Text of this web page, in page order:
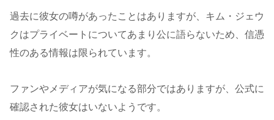
過去に彼女の噂があったことはありますが、キム・ジェウ
クはプライベートについてあまり公に語らないため、信憑
性のある情報は限られています。
ファンやメディアが気になる部分ではありますが、公式に
確認された彼女はいないようです。